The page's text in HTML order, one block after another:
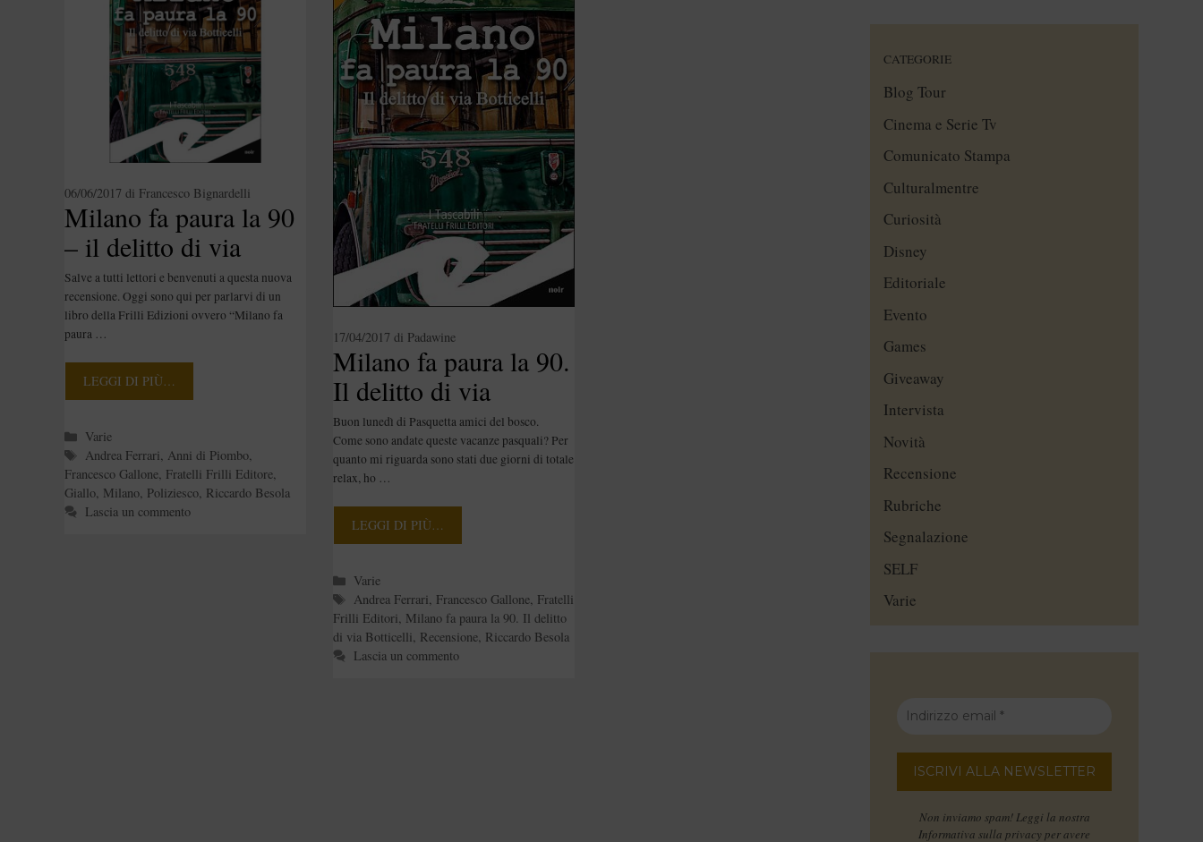
Milano fa paura la 90
– il delitto di via
Botticelli, di
Besola/Ferrari/Gallon
e [Recensione]
06/06/2017 di Francesco Bignardelli
Salve a tutti lettori e benvenuti a questa nuova
recensione. Oggi sono qui per parlarvi di un
libro della Frilli Edizioni ovvero “Milano fa
paura …
LEGGI DI PIÙ…
Categorie
Varie
Tag
Andrea Ferrari, Anni di Piombo,
Francesco Gallone, Fratelli Frilli Editore,
Giallo, Milano, Poliziesco, Riccardo Besola
Lascia un commento
Milano fa paura la 90.
Il delitto di via
Botticelli di Riccardo
Besola, Andrea
Ferrari e Francesco
Gallone [Recensione]
17/04/2017 di Padawine
Buon lunedì di Pasquetta amici del bosco.
Come sono andate queste vacanze pasquali? Per
quanto mi riguarda sono stati due giorni di totale
relax, ho …
LEGGI DI PIÙ…
Categorie
Varie
Tag
Andrea Ferrari, Francesco Gallone, Fratelli
Frilli Editori, Milano fa paura la 90. Il delitto
di via Botticelli, Recensione, Riccardo Besola
Lascia un commento
CATEGORIE
Blog Tour
Cinema e Serie Tv
Comunicato Stampa
Culturalmentre
Curiosità
Disney
Editoriale
Evento
Games
Giveaway
Intervista
Novità
Recensione
Rubriche
Segnalazione
SELF
Varie
Non inviamo spam! Leggi la nostra
Informativa sulla privacy per avere